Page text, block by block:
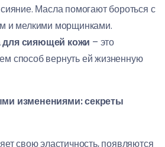
Масла помогают бороться с
и мелкими морщинками.
сияющей кожи – это
способ вернуть ей жизненную
изменениями: секреты
свою эластичность, появляются